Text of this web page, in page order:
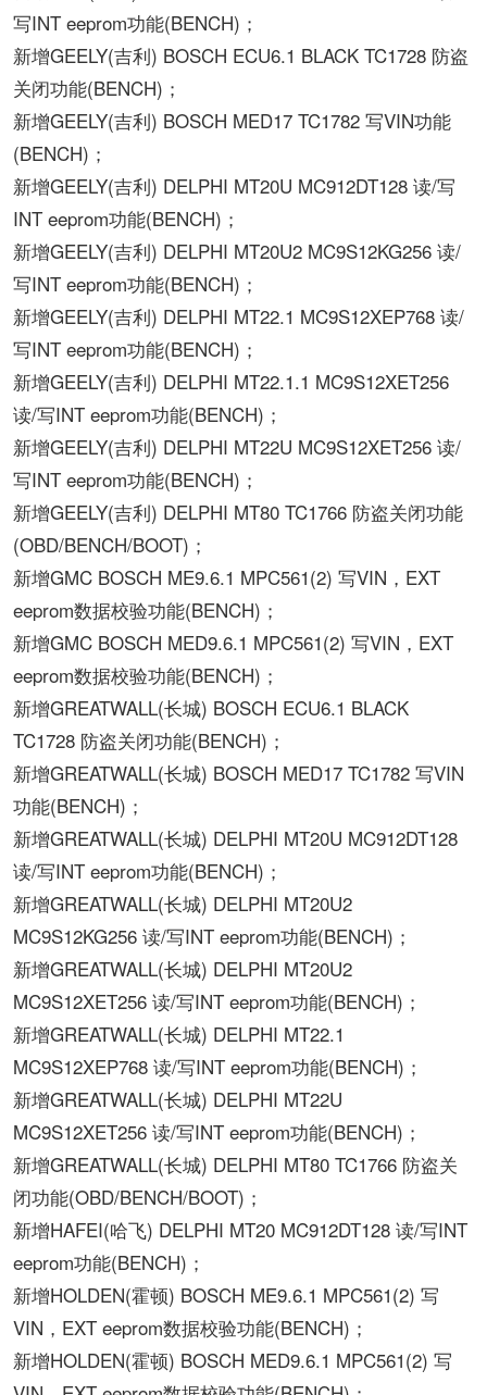
写INT eeprom功能(BENCH)；
新增GEELY(吉利) BOSCH ECU6.1 BLACK TC1728 防盗
关闭功能(BENCH)；
新增GEELY(吉利) BOSCH MED17 TC1782 写VIN功能
(BENCH)；
新增GEELY(吉利) DELPHI MT20U MC912DT128 读/写
INT eeprom功能(BENCH)；
新增GEELY(吉利) DELPHI MT20U2 MC9S12KG256 读/
写INT eeprom功能(BENCH)；
新增GEELY(吉利) DELPHI MT22.1 MC9S12XEP768 读/
写INT eeprom功能(BENCH)；
新增GEELY(吉利) DELPHI MT22.1.1 MC9S12XET256
读/写INT eeprom功能(BENCH)；
新增GEELY(吉利) DELPHI MT22U MC9S12XET256 读/
写INT eeprom功能(BENCH)；
新增GEELY(吉利) DELPHI MT80 TC1766 防盗关闭功能
(OBD/BENCH/BOOT)；
新增GMC BOSCH ME9.6.1 MPC561(2) 写VIN，EXT
eeprom数据校验功能(BENCH)；
新增GMC BOSCH MED9.6.1 MPC561(2) 写VIN，EXT
eeprom数据校验功能(BENCH)；
新增GREATWALL(长城) BOSCH ECU6.1 BLACK
TC1728 防盗关闭功能(BENCH)；
新增GREATWALL(长城) BOSCH MED17 TC1782 写VIN
功能(BENCH)；
新增GREATWALL(长城) DELPHI MT20U MC912DT128
读/写INT eeprom功能(BENCH)；
新增GREATWALL(长城) DELPHI MT20U2
MC9S12KG256 读/写INT eeprom功能(BENCH)；
新增GREATWALL(长城) DELPHI MT20U2
MC9S12XET256 读/写INT eeprom功能(BENCH)；
新增GREATWALL(长城) DELPHI MT22.1
MC9S12XEP768 读/写INT eeprom功能(BENCH)；
新增GREATWALL(长城) DELPHI MT22U
MC9S12XET256 读/写INT eeprom功能(BENCH)；
新增GREATWALL(长城) DELPHI MT80 TC1766 防盗关
闭功能(OBD/BENCH/BOOT)；
新增HAFEI(哈飞) DELPHI MT20 MC912DT128 读/写INT
eeprom功能(BENCH)；
新增HOLDEN(霍顿) BOSCH ME9.6.1 MPC561(2) 写
VIN，EXT eeprom数据校验功能(BENCH)；
新增HOLDEN(霍顿) BOSCH MED9.6.1 MPC561(2) 写